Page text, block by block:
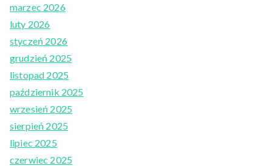
marzec 2026
luty 2026
styczeń 2026
grudzień 2025
listopad 2025
październik 2025
wrzesień 2025
sierpień 2025
lipiec 2025
czerwiec 2025